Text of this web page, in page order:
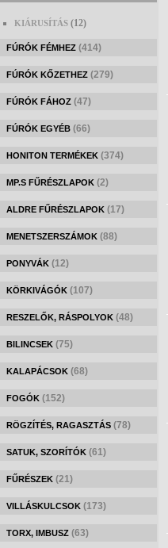
KIÁRUSÍTÁS (12)
FÚRÓK FÉMHEZ (414)
FÚRÓK KŐZETHEZ (279)
FÚRÓK FÁHOZ (47)
FÚRÓK EGYÉB (66)
HONITON TERMÉKEK (374)
MP.S FŰRÉSZLAPOK (2)
ALDRE FŰRÉSZLAPOK (17)
MENETSZERSZÁMOK (88)
PONYVÁK (12)
KÖRKIVÁGÓK (107)
RESZELŐK, RÁSPOLYOK (48)
BILINCSEK (75)
KALAPÁCSOK (68)
FOGÓK (152)
RÖGZÍTÉS, RAGASZTÁS (78)
SATUK, SZORÍTÓK (61)
FŰRÉSZEK (21)
VILLÁSKULCSOK (173)
TORX, IMBUSZ (63)